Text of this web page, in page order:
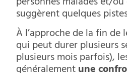
suggèrent quelques
À l’approche de la fin
qui peut durer plusieurs
plusieurs mois parfois),